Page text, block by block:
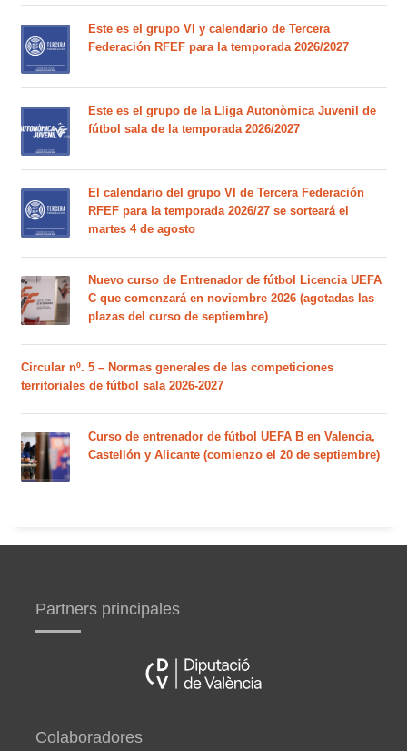
Este es el grupo VI y calendario de Tercera
Federación RFEF para la temporada 2026/2027
Este es el grupo de la Lliga Autonòmica Juvenil de
fútbol sala de la temporada 2026/2027
El calendario del grupo VI de Tercera Federación
RFEF para la temporada 2026/27 se sorteará el
martes 4 de agosto
Nuevo curso de Entrenador de fútbol Licencia UEFA
C que comenzará en noviembre 2026 (agotadas las
plazas del curso de septiembre)
Circular nº. 5 – Normas generales de las competiciones
territoriales de fútbol sala 2026-2027
Curso de entrenador de fútbol UEFA B en Valencia,
Castellón y Alicante (comienzo el 20 de septiembre)
Partners principales
Colaboradores